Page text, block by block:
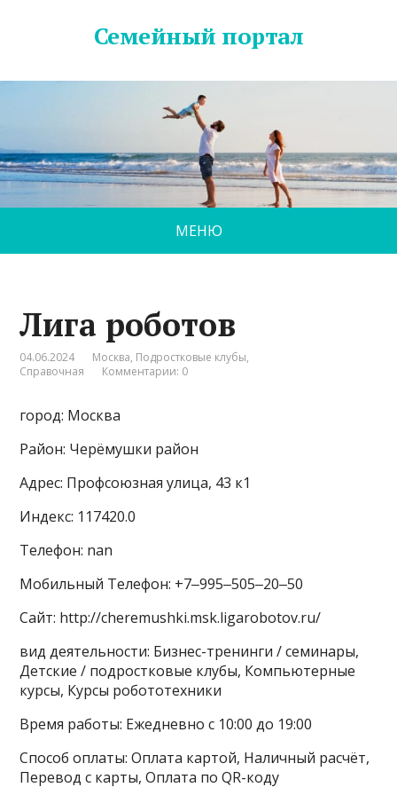
Семейный портал
МЕНЮ
Лига роботов
04.06.2024 Москва, Подростковые клубы,
Справочная
Комментарии: 0
город: Москва
Район: Черёмушки район
Адрес: Профсоюзная улица, 43 к1
Индекс: 117420.0
Телефон: nan
Мобильный Телефон: +7‒995‒505‒20‒50
Сайт: http://cheremushki.msk.ligarobotov.ru/
вид деятельности: Бизнес-тренинги / семинары,
Детские / подростковые клубы, Компьютерные
курсы, Курсы робототехники
Время работы: Ежедневно с 10:00 до 19:00
Способ оплаты: Оплата картой, Наличный расчёт,
Перевод с карты, Оплата по QR-коду